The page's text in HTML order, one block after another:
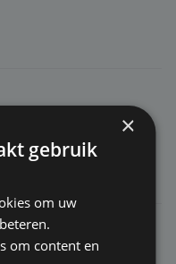
×
gebruik
om uw
om content en